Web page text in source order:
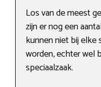
Los van de meest
zijn er nog een
kunnen niet bij
worden, echter wel
speciaalzaak.